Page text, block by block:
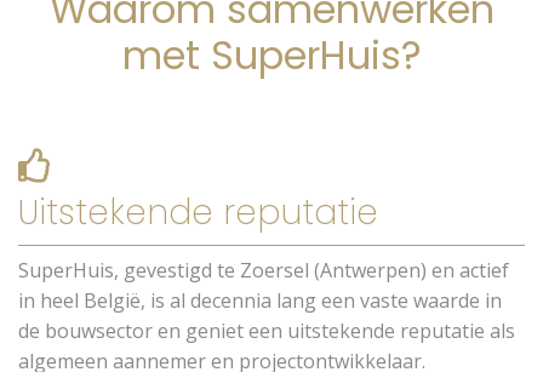
met SuperHuis?
Uitstekende reputatie
SuperHuis, gevestigd te Zoersel (Antwerpen) en actief
in heel België, is al decennia lang een vaste waarde in
de bouwsector en geniet een uitstekende reputatie als
algemeen aannemer en projectontwikkelaar.